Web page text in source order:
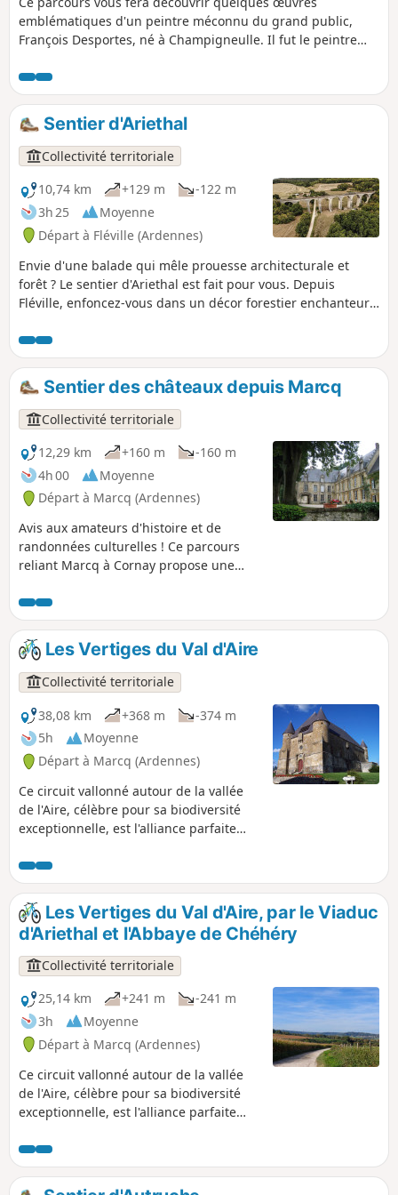
emblématiques d'un peintre méconnu du grand public,
François Desportes, né à Champigneulle. Il fut le peintre
découverte au détour des rues du village.
Sentier d'Ariethal
Collectivité territoriale
10,74 km
+129 m
-122 m
3h 25
Moyenne
Départ à Fléville (Ardennes)
Envie d'une balade qui mêle prouesse architecturale et
forêt ? Le sentier d'Ariethal est fait pour vous. Depuis
Fléville, enfoncez-vous dans un décor forestier enchanteur
dans son écrin de verdure, le Viaduc d'Ariethal. Ce parcours
vous invitera aussi à entrer dans la plantation mémorielle
dédiée à la Big Red One, hommage vivant et végétal qui lie
cette terre à l'histoire.
Sentier des châteaux depuis Marcq
Collectivité territoriale
12,29 km
+160 m
-160 m
4h 00
Moyenne
Départ à Marcq (Ardennes)
Avis aux amateurs d'histoire et de
randonnées culturelles ! Ce parcours
reliant Marcq à Cornay propose une
architectural de la région. Tout en
profitant de la sérénité des sous-bois,
les marcheurs auront le privilège
d'admirer trois châteaux remarquables,
le point de vue de la Croix du Bayle,
ainsi que l'élégance de ces deux villages
argonnais.
Les Vertiges du Val d'Aire
Collectivité territoriale
38,08 km
+368 m
-374 m
5h
Moyenne
Départ à Marcq (Ardennes)
Ce circuit vallonné autour de la vallée
de l'Aire, célèbre pour sa biodiversité
exceptionnelle, est l'alliance parfaite
votre VTT pour affronter les Vertiges du
Val d’Aire. Ce circuit musclé vous fera
vibrer au rythme de ses passages en
forêt et de ses panoramas sur la
campagne bucolique argonnaise, tout
en jalonnant votre route du charme
authentique de nos villages ruraux et
de haltes prestigieuses comme l'église
fortifiée de Saint-Juvin ou l'Abbaye de
Chéhéry.
Les Vertiges du Val d'Aire, par le Viaduc
d'Ariethal et l'Abbaye de Chéhéry
Collectivité territoriale
25,14 km
+241 m
-241 m
3h
Moyenne
Départ à Marcq (Ardennes)
Ce circuit vallonné autour de la vallée
de l'Aire, célèbre pour sa biodiversité
exceptionnelle, est l'alliance parfaite
votre VTT pour affronter la variante des
Vertiges du Val d’Aire. Ce circuit musclé
vous fera vibrer au rythme de ses